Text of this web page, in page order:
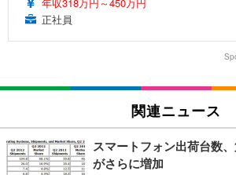
正社員
関連ニュース
スマートフォン出荷台数
がさらに増加